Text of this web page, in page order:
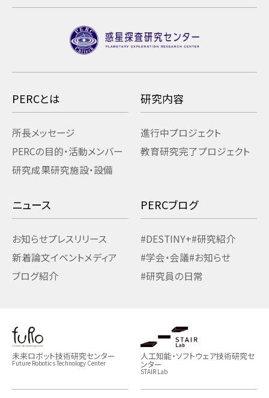
PERCとは
所長メッセージ
PERCの目的・活動メンバー
研究成果研究施設・設備
研究内容
進行中プロジェクト
教育研究完了プロジェクト
ニュース
お知らせプレスリリース
新着論文イベントメディア
ブログ紹介
PERCブログ
#DESTINY+#研究紹介
#学会・会議#お知らせ
#研究員の日常
未来ロボット技術研究センター
Future Robotics Technology Center
人工知能・ソフトウェア技術研究セ
ンター
STAIR Lab